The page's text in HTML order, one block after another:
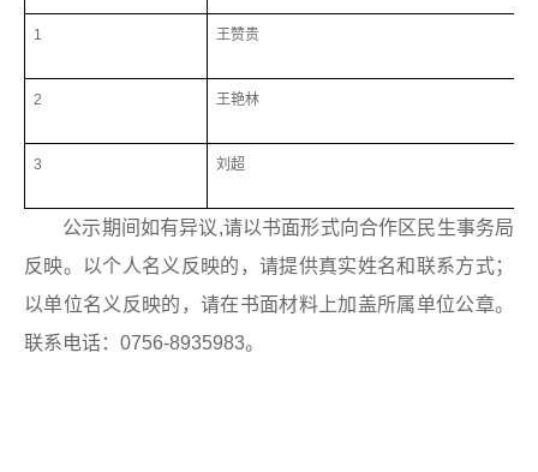
1 王赞贵
2 王艳林
3 刘超
公示期间如有异议,请以书面形式向合作区民生事务局
反映。以个人名义反映的，请提供真实姓名和联系方式；
以单位名义反映的，请在书面材料上加盖所属单位公章。
联系电话：0756-8935983。